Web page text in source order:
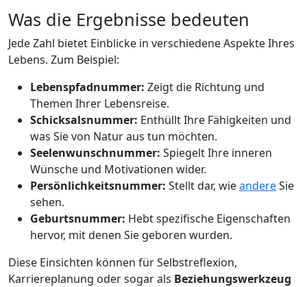
Was die Ergebnisse bedeuten
Jede Zahl bietet Einblicke in verschiedene Aspekte Ihres
Lebens. Zum Beispiel:
Lebenspfadnummer: Zeigt die Richtung und
Themen Ihrer Lebensreise.
Schicksalsnummer: Enthüllt Ihre Fähigkeiten und
was Sie von Natur aus tun möchten.
Seelenwunschnummer: Spiegelt Ihre inneren
Wünsche und Motivationen wider.
Persönlichkeitsnummer: Stellt dar, wieandereSie
sehen.
Geburtsnummer: Hebt spezifische Eigenschaften
hervor, mit denen Sie geboren wurden.
Diese Einsichten können für Selbstreflexion,
Karriereplanung oder sogar als Beziehungswerkzeug